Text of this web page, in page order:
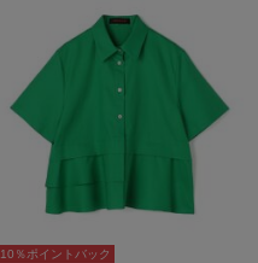
10％ポイントバック